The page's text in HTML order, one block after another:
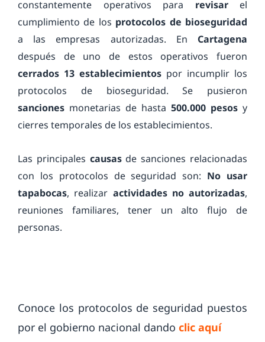
constantemente operativos para revisarel
cumplimiento de los protocolos de bioseguridad
a las empresas autorizadas. En Cartagena
después de uno de estos operativos fueron
cerrados 13 establecimientos por incumplir los
protocolos de bioseguridad. Se pusieron
sanciones monetarias de hasta 500.000 pesos y
cierres temporales de los establecimientos.
Las principales causasde sanciones relacionadas
con los protocolos de seguridad son: No usar
tapabocas, realizar actividades no autorizadas,
reuniones familiares, tener un alto flujo de
personas.
Conoce los protocolos de seguridad puestos
por el gobierno nacional dando clic aquí